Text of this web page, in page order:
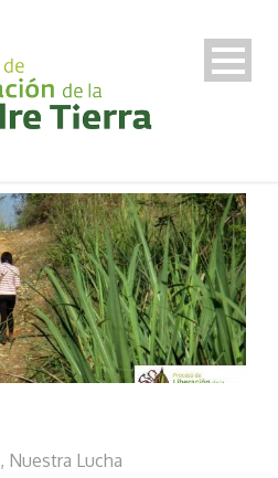
, Nuestra Lucha